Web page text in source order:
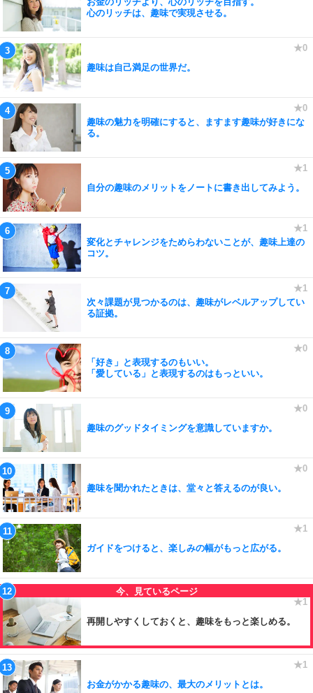
心のリッチは、趣味で実現させる。
趣味は自己満足の世界だ。
趣味の魅力を明確にすると、ますます趣味が好きにな
る。
自分の趣味のメリットをノートに書き出してみよう。
変化とチャレンジをためらわないことが、趣味上達の
コツ。
次々課題が見つかるのは、趣味がレベルアップしてい
る証拠。
「好き」と表現するのもいい。
「愛している」と表現するのはもっといい。
趣味のグッドタイミングを意識していますか。
趣味を聞かれたときは、堂々と答えるのが良い。
ガイドをつけると、楽しみの幅がもっと広がる。
再開しやすくしておくと、趣味をもっと楽しめる。
お金がかかる趣味の、最大のメリットとは。